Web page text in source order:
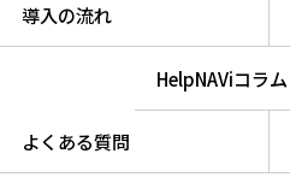
導入の流れ
HelpNAViコラム
よくある質問